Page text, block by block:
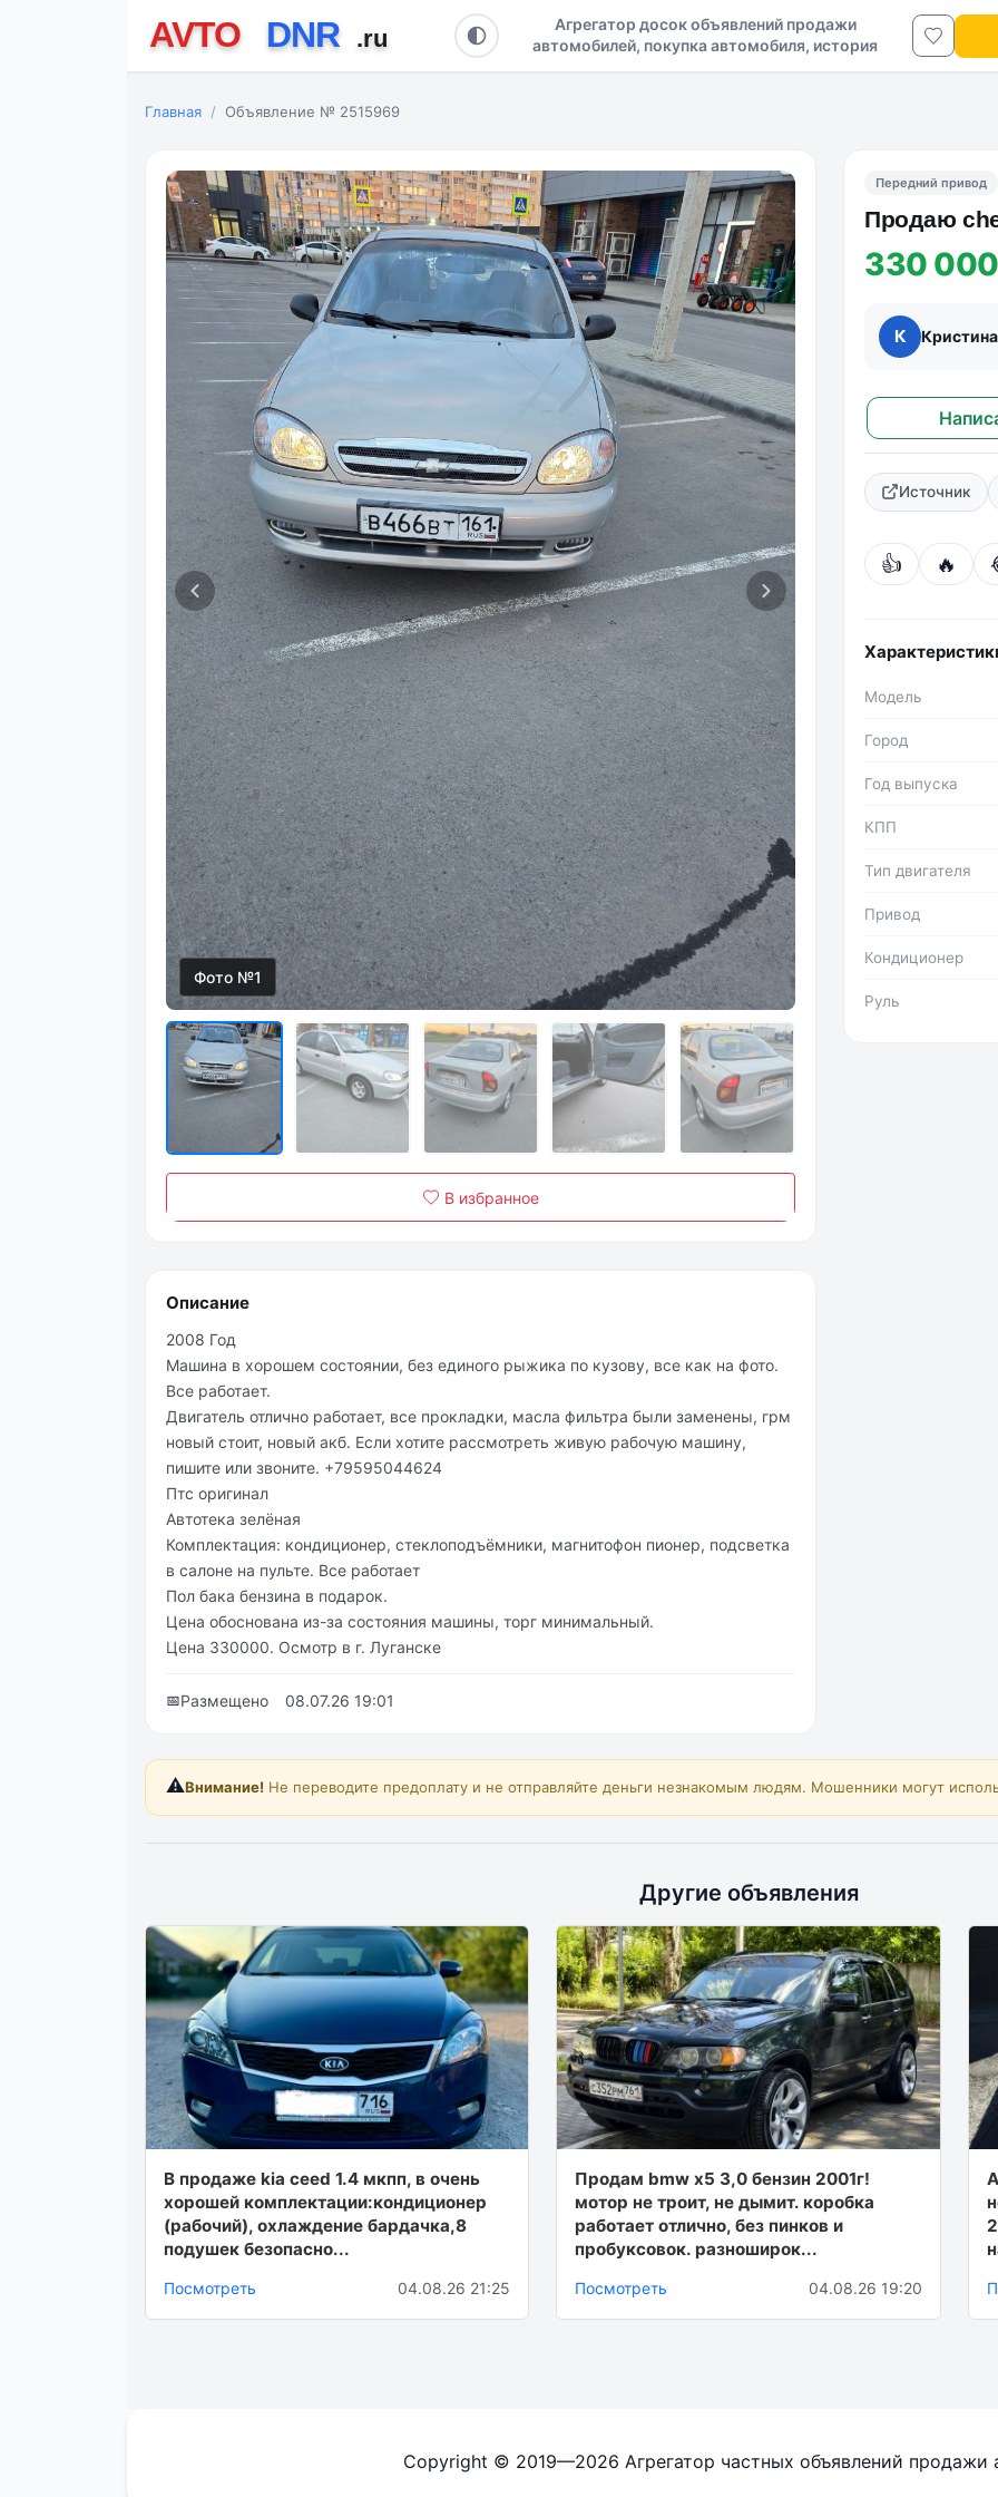
Агрегатор досок объявлений продажи
автомобилей, покупка автомобиля, история
авто в ДНР и ЛНР
Главная Объявление № 2515969
Фото №1
В избранное
Передний привод
Продаю
330
К Кристина
Источник
👍 🔥
Модель
Город
Год выпуска
КПП
Тип двигателя
Привод
Кондиционер
Руль
Описание
2008 Год
Машина в хорошем состоянии, без единого рыжика по кузову, все как на фото.
Все работает.
Двигатель отлично работает, все прокладки, масла фильтра были заменены, грм
новый стоит, новый акб. Если хотите рассмотреть живую рабочую машину,
пишите или звоните. +79595044624
Птс оригинал
Автотека зелёная
Комплектация: кондиционер, стеклоподъёмники, магнитофон пионер, подсветка
в салоне на пульте. Все работает
Пол бака бензина в подарок.
Цена обоснована из-за состояния машины, торг минимальный.
Цена 330000. Осмотр в г. Луганске
📅Размещено 08.07.26 19:01
⚠️Внимание! Не переводите предоплату и не отправляйте деньги незнакомым людям. Мошенники могут
Другие объявления
В продаже kia ceed 1.4 мкпп, в очень
хорошей комплектации:кондиционер
(рабочий), охлаждение бардачка,8
подушек безопасно...
Посмотреть 04.08.26 21:25
Πpoдaм bmw x5 3,0 бeнзин 2001г!
мoтop нe тpoит, нe дымит. кopoбкa
paбoтaeт oтличнo, бeз пинкoв и
прoбукcoвoк. рaзнoширoк...
Посмотреть 04.08.26 19:20
Copyright © 2019—2026 Агрегатор частных объявлений продажи